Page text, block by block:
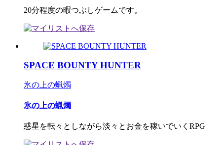
20分程度の暇つぶしゲームです。
SPACE BOUNTY HUNTER
氷の上の蝋燭
氷の上の蝋燭
惑星を転々としながら淡々とお金を稼いでいくRPG